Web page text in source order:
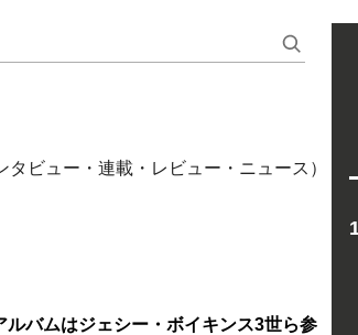
ビュー・連載・レビュー・ニュース）
バムはジェシー・ボイキンス3世ら参